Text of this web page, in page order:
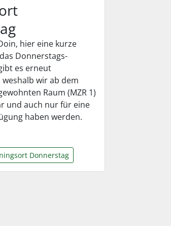
hier eine kurze
Donnerstags-
es erneut
wir ab dem
Raum (MZR 1)
und auch nur für eine
haben werden.
Donnerstag